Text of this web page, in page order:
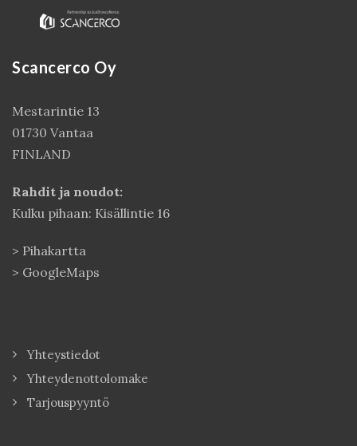
Scancerco Oy
Mestarintie 13
01730 Vantaa
FINLAND
Rahdit ja noudot:
Kulku pihaan: Kisällintie 16
> Pihakartta
> GoogleMaps
Yhteystiedot
Yhteydenottolomake
Tarjouspyyntö